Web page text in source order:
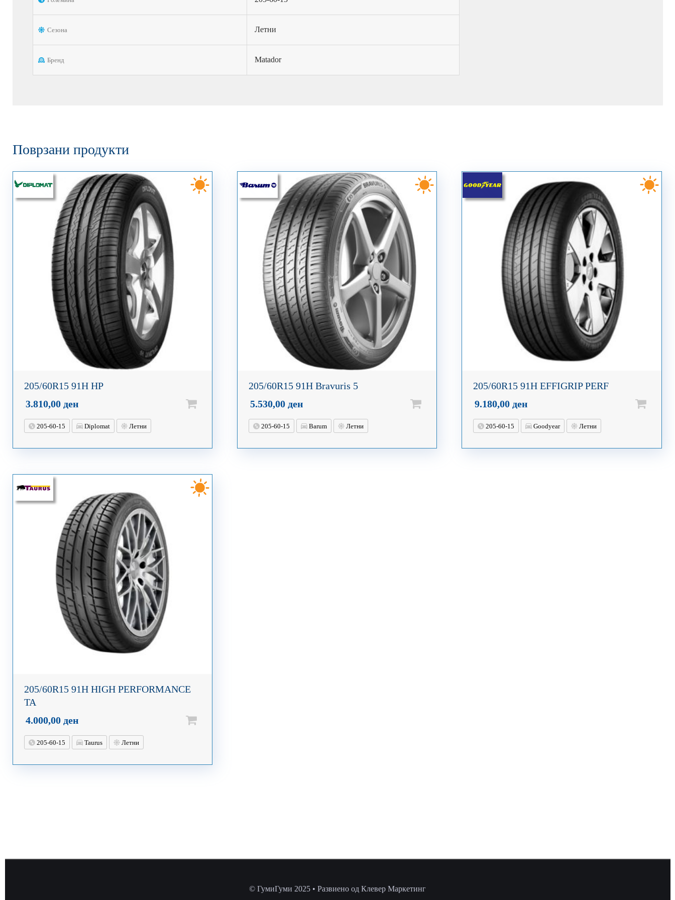
Сезона Летни
Бренд Matador
Поврзани продукти
205/60R15 91H HP
3.810,00 ден
205-60-15 Diplomat Летни
205/60R15 91H Bravuris 5
5.530,00 ден
205-60-15 Barum Летни
205/60R15 91H EFFIGRIP PERF
9.180,00ден
205-60-15 Goodyear Летни
205/60R15 91H HIGH PERFORMANCE
TA
4.000,00 ден
205-60-15 Taurus Летни
© ГумиГуми 2025 • Развиено од Клевер Маркетинг